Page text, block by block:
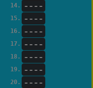
14. ----
15. ----
16. ----
17. ----
18. ----
19. ----
20. ----